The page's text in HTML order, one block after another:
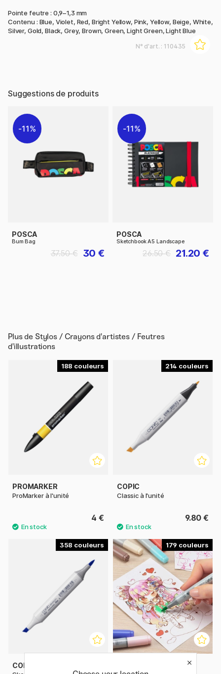
Pointe feutre : 0,9–1,3 mm
Contenu : Blue, Violet, Red, Bright Yellow, Pink, Yellow, Beige, White,
Silver, Gold, Black, Grey, Brown, Green, Light Green, Light Blue
N° d'art. : 110435
Suggestions de produits
11%
POSCA
Bum Bag
30 €
37.50 €
11%
POSCA
Sketchbook A5 Landscape
21.20 €
26.50 €
Plus de Stylos / Crayons d'artistes / Feutres
d'illustrations
188
PROMARKER
ProMarker à l'unité
4 €
214
COPIC
Classic à l'unité
9.80 €
358
COPIC
179